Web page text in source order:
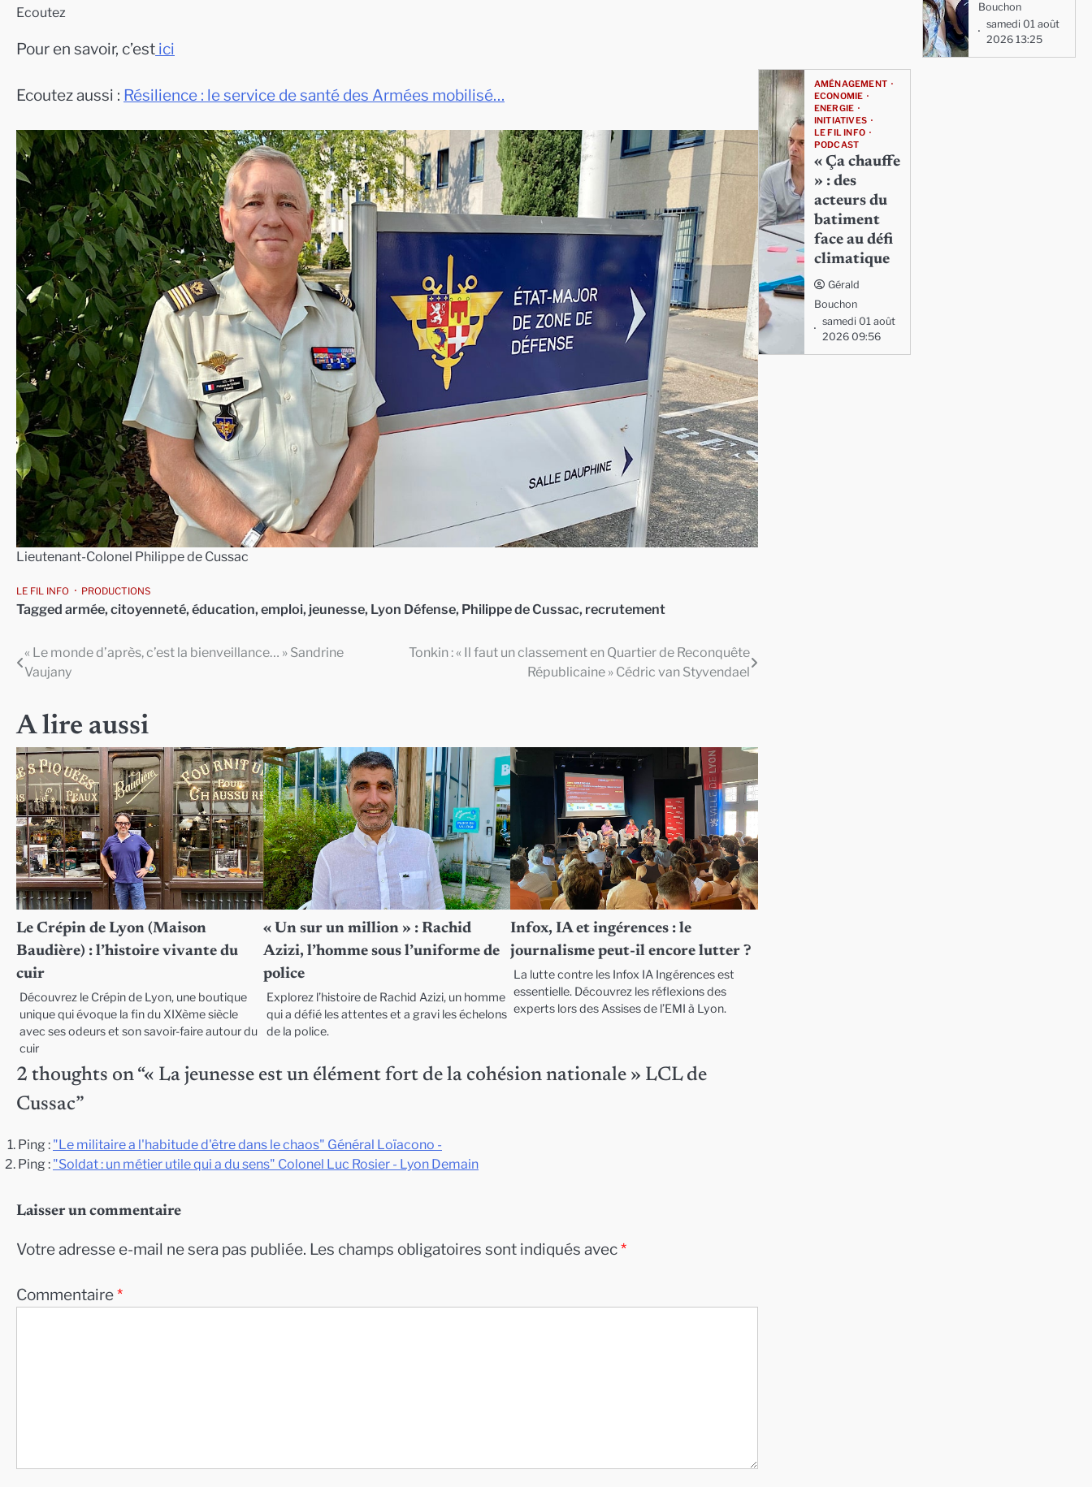
Ecoutez
Pour en savoir, c’est ici
Ecoutez aussi : Résilience : le service de santé des Armées mobilisé…
Lieutenant-Colonel Philippe de Cussac
LE FIL INFO PRODUCTIONS
Tagged armée, citoyenneté, éducation, emploi, jeunesse, Lyon Défense, Philippe de Cussac, recrutement
Navigation
l’article
« Le monde d’après, c’est la bienveillance… » Sandrine
Vaujany
Tonkin : « Il faut un classement en Quartier de Reconquête
Républicaine » Cédric van Styvendael
A lire aussi
Le Crépin de Lyon (Maison
Baudière) : l’histoire vivante du
cuir
Découvrez le Crépin de Lyon, une boutique
unique qui évoque la fin du XIXème siècle
avec ses odeurs et son savoir-faire autour du
cuir
« Un sur un million » : Rachid
Azizi, l’homme sous l’uniforme de
police
Explorez l’histoire de Rachid Azizi, un homme
qui a défié les attentes et a gravi les échelons
de la police.
Infox, IA et ingérences : le
journalisme peut-il encore lutter ?
La lutte contre les Infox IA Ingérences est
essentielle. Découvrez les réflexions des
experts lors des Assises de l’EMI à Lyon.
2 thoughts on “« La jeunesse est un élément fort de la cohésion nationale » LCL de
Cussac”
Ping : "Le militaire a l'habitude d'être dans le chaos" Général Loïacono -
Ping : "Soldat : un métier utile qui a du sens" Colonel Luc Rosier - Lyon Demain
Laisser un commentaire
Votre adresse e-mail ne sera pas publiée. Les champs obligatoires sont indiqués avec*
Commentaire*
Bouchon
samedi 01 août
2026 13:25
AMÉNAGEMENT
ECONOMIE
ENERGIE
INITIATIVES
LE FIL INFO
PODCAST
« Ça chauffe
» : des
acteurs du
batiment
face au défi
climatique
Gérald
Bouchon
samedi 01 août
2026 09:56